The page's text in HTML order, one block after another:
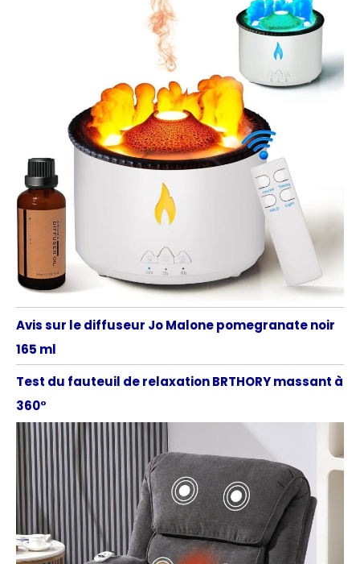
Avis sur le diffuseur Jo Malone pomegranate noir
165 ml
Test du fauteuil de relaxation BRTHORY massant à
360°